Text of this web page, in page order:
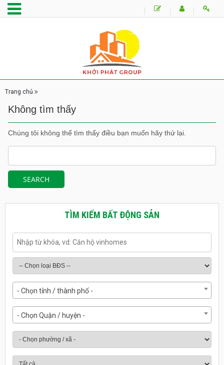
Trang chủ
Không tìm thấy
Chúng tôi không thể tìm thấy điều bạn muốn hãy thử lại.
TÌM KIẾM BẤT ĐỘNG SẢN
- Chọn tỉnh / thành phố -
- Chọn Quận / huyện -